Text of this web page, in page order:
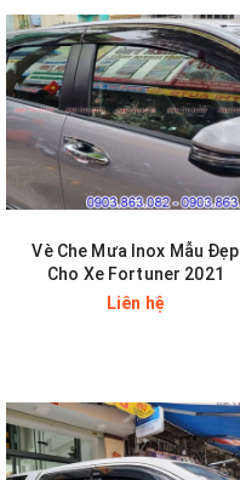
Vè Che Mưa Inox Mẫu Đẹp
Cho Xe Fortuner 2021
Liên hệ